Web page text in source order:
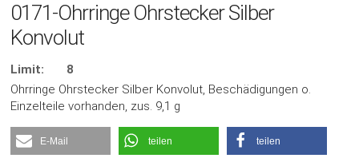
0171-Ohrringe Ohrstecker Silber
Konvolut
Limit:
8
Ohrringe Ohrstecker Silber Konvolut, Beschädigungen o.
Einzelteile vorhanden, zus. 9,1 g
E-Mail teilen teilen